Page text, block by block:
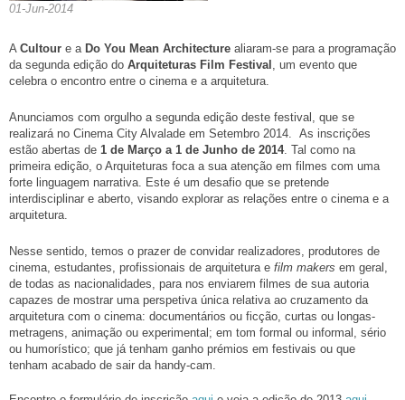
01-Jun-2014
A Cultour e a Do You Mean Architecture aliaram-se para a programação
da segunda edição do Arquiteturas Film Festival , um evento que
celebra o encontro entre o cinema e a arquitetura.
Anunciamos com orgulho a segunda edição deste festival, que se
realizará no Cinema City Alvalade em Setembro 2014. As inscrições
estão abertas de 1 de Março a 1 de Junho de 2014. Tal como na
primeira edição, o Arquiteturas foca a sua atenção em filmes com uma
forte linguagem narrativa. Este é um desafio que se pretende
interdisciplinar e aberto, visando explorar as relações entre o cinema e a
arquitetura.
Nesse sentido, temos o prazer de convidar realizadores, produtores de
cinema, estudantes, profissionais de arquitetura e film makers em geral,
de todas as nacionalidades, para nos enviarem filmes de sua autoria
capazes de mostrar uma perspetiva única relativa ao cruzamento da
arquitetura com o cinema: documentários ou ficção, curtas ou longas-
metragens, animação ou experimental; em tom formal ou informal, sério
ou humorístico; que já tenham ganho prémios em festivais ou que
tenham acabado de sair da handy-cam.